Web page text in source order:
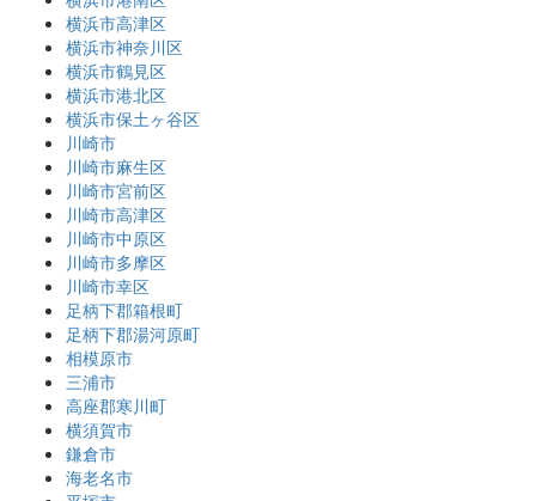
横浜市高津区
横浜市神奈川区
横浜市鶴見区
横浜市港北区
横浜市保土ヶ谷区
川崎市
川崎市麻生区
川崎市宮前区
川崎市高津区
川崎市中原区
川崎市多摩区
川崎市幸区
足柄下郡箱根町
足柄下郡湯河原町
相模原市
三浦市
高座郡寒川町
横須賀市
鎌倉市
海老名市